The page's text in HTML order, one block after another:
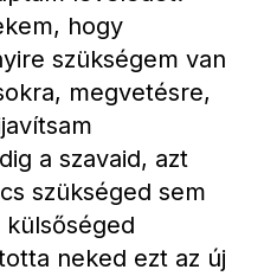
hogy
szükségem van
megvetésre,
a szavaid, azt
szükséged sem
neked ezt az új